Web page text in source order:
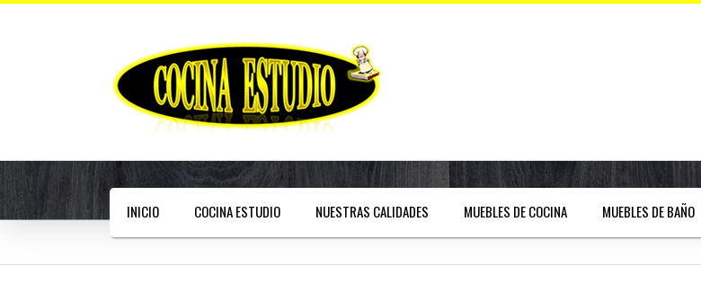
INICIO COCINA ESTUDIO NUESTRAS CALIDADES MUEBLES DE COCINA MUEBLES DE BAÑO